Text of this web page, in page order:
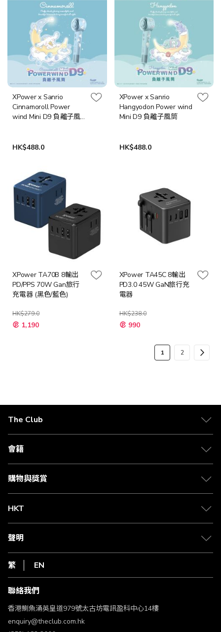
XPower x Sanrio
Cinnamoroll Power
wind Mini D9 負離子風
HK$488.0
XPower x Sanrio
Hangyodon Power wind
Mini D9 負離子風筒
HK$488.0
XPower TA70B 8輸出
PD/PPS 70W Gan旅行
充電器 (黑色/藍色)
HK$279.0
1,190
XPower TA45C 8輸出
PD3.0 45W GaN旅行充
電器
HK$238.0
特
殊 990
頁
您
1
頁
2
The Club
關於 The Club
合作夥伴
媒體中心
會籍
會籍及專屬禮遇
賺取積分
購物與獎賞
物流與配送
Club Shopping 商品領取站
常見問題
HKT
csl.
1010
HKT
聲明
私隱聲明
使用條款
條款及細則
不歧視及不騷擾聲明
認可牌照及通告
繁 EN
聯絡我們
香港鰂魚涌英皇道979號太古坊電訊盈科中心14樓
enquiry@theclub.com.hk